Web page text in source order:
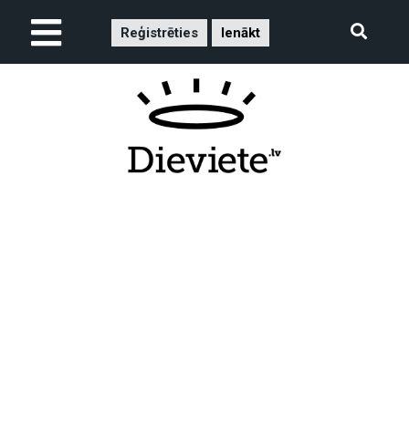
Reģistrēties Ienākt